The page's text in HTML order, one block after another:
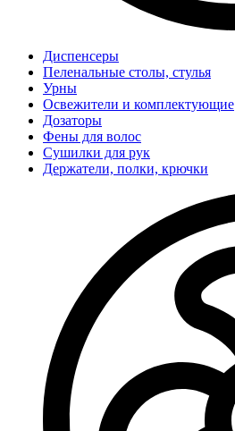
Диспенсеры
Пеленальные столы, стулья
Урны
Освежители и комплектующие
Дозаторы
Фены для волос
Сушилки для рук
Держатели, полки, крючки